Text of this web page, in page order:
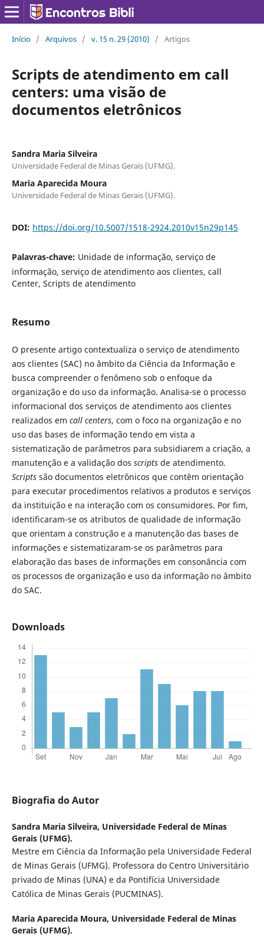
Início / Arquivos / v. 15 n. 29 (2010) / Artigos
Scripts de atendimento em call
centers: uma visão de
documentos eletrônicos
Sandra Maria Silveira
Universidade Federal de Minas Gerais (UFMG).
Maria Aparecida Moura
Universidade Federal de Minas Gerais (UFMG).
DOI: https://doi.org/10.5007/1518-2924.2010v15n29p145
Palavras-chave: Unidade de informação, serviço de
informação, serviço de atendimento aos clientes, call
Center, Scripts de atendimento
Resumo
O presente artigo contextualiza o serviço de atendimento
aos clientes (SAC) no âmbito da Ciência da Informação e
busca compreender o fenômeno sob o enfoque da
organização e do uso da informação. Analisa-se o processo
informacional dos serviços de atendimento aos clientes
realizados em call centers, com o foco na organização e no
uso das bases de informação tendo em vista a
sistematização de parâmetros para subsidiarem a criação, a
manutenção e a validação dos scriptsde atendimento.
Scriptssão documentos eletrônicos que contêm orientação
para executar procedimentos relativos a produtos e serviços
da instituição e na interação com os consumidores. Por fim,
identificaram-se os atributos de qualidade de informação
que orientam a construção e a manutenção das bases de
informações e sistematizaram-se os parâmetros para
elaboração das bases de informações em consonância com
os processos de organização e uso da informação no âmbito
do SAC.
Downloads
Biografia do Autor
Sandra Maria Silveira, Universidade Federal de Minas
Gerais (UFMG).
Mestre em Ciência da Informação pela Universidade Federal
de Minas Gerais (UFMG). Professora do Centro Universitário
privado de Minas (UNA) e da Pontifícia Universidade
Católica de Minas Gerais (PUCMINAS).
Maria Aparecida Moura, Universidade Federal de Minas
Gerais (UFMG).